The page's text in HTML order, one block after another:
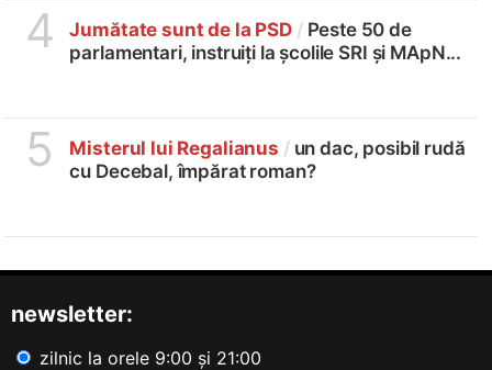
4 Jumătate sunt de la PSD / Peste 50 de
parlamentari, instruiți la școlile SRI și MApN...
5 Misterul lui Regalianus /un dac, posibil rudă
cu Decebal, împărat roman?
newsletter:
zilnic la orele 9:00 și 21:00